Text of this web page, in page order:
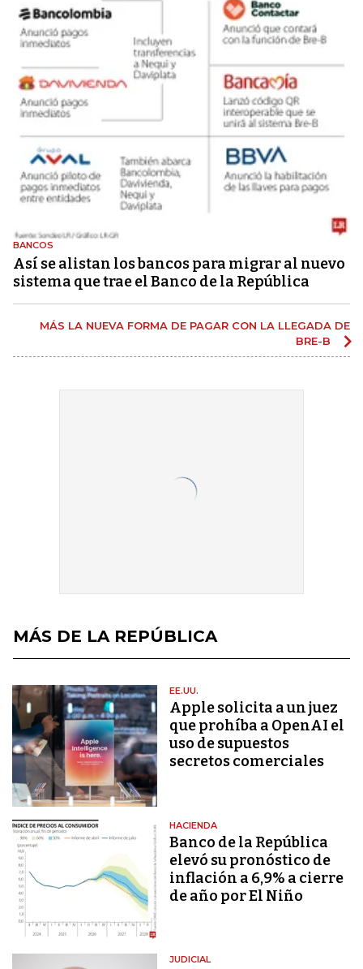
BANCOS
Así se alistan los bancos para migrar al nuevo
sistema que trae el Banco de la República
MÁS LA NUEVA FORMA DE PAGAR CON LA LLEGADA DE
BRE-B
MÁS DE LA REPÚBLICA
EE.UU.
Apple solicita a un juez
que prohíba a OpenAI el
uso de supuestos
secretos comerciales
HACIENDA
Banco de la República
elevó su pronóstico de
inflación a 6,9% a cierre
de año por El Niño
JUDICIAL